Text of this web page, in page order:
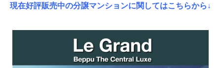
現在好評販売中の分譲マンションに関してはこちらから↓